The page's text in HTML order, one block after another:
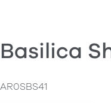
Basilica
AR0SBS41